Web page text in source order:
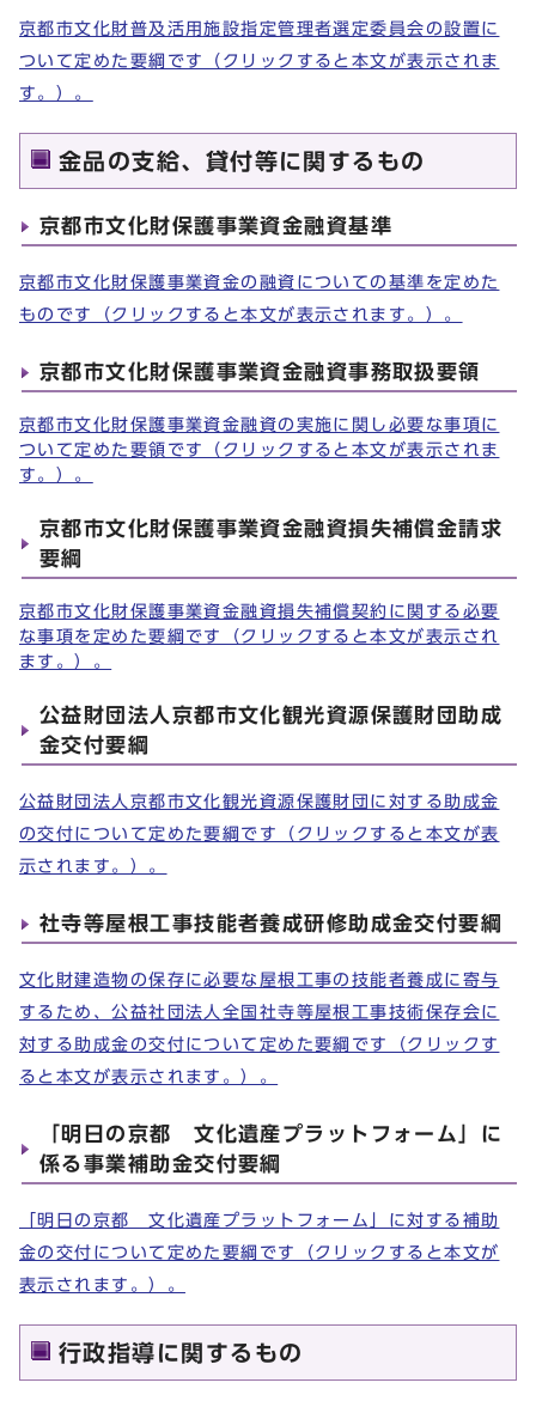
京都市文化財普及活用施設指定管理者選定委員会の設置に
ついて定めた要綱です（クリックすると本文が表示されま
す。）。
金品の支給、貸付等に関するもの
京都市文化財保護事業資金融資基準
京都市文化財保護事業資金の融資についての基準を定めた
ものです（クリックすると本文が表示されます。）。
京都市文化財保護事業資金融資事務取扱要領
京都市文化財保護事業資金融資の実施に関し必要な事項に
ついて定めた要領です（クリックすると本文が表示されま
す。）。
京都市文化財保護事業資金融資損失補償金請求
要綱
京都市文化財保護事業資金融資損失補償契約に関する必要
な事項を定めた要綱です（クリックすると本文が表示され
ます。）。
公益財団法人京都市文化観光資源保護財団助成
金交付要綱
公益財団法人京都市文化観光資源保護財団に対する助成金
の交付について定めた要綱です（クリックすると本文が表
示されます。）。
社寺等屋根工事技能者養成研修助成金交付要綱
文化財建造物の保存に必要な屋根工事の技能者養成に寄与
するため、公益社団法人全国社寺等屋根工事技術保存会に
対する助成金の交付について定めた要綱です（クリックす
ると本文が表示されます。）。
「明日の京都 文化遺産プラットフォーム」に
係る事業補助金交付要綱
「明日の京都 文化遺産プラットフォーム」に対する補助
金の交付について定めた要綱です（クリックすると本文が
表示されます。）。
行政指導に関するもの